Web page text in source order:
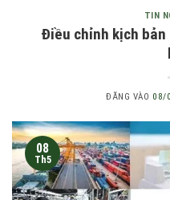
TIN
Điều chỉnh kịch
ĐĂNG VÀO 08/
08
Th5